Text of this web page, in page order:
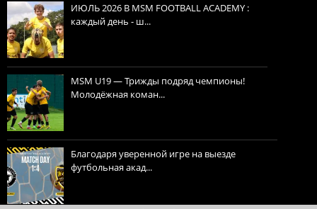
ИЮЛЬ 2026 В MSM FOOTBALL ACADEMY :
каждый день - ш...
MSM U19 — Трижды подряд чемпионы!
Молодёжная коман...
Благодаря уверенной игре на выезде
футбольная акад...